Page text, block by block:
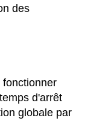
des
fonctionner
d'arrêt
globale par